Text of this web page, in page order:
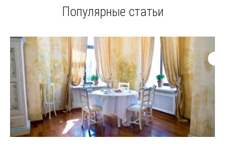
Популярные статьи